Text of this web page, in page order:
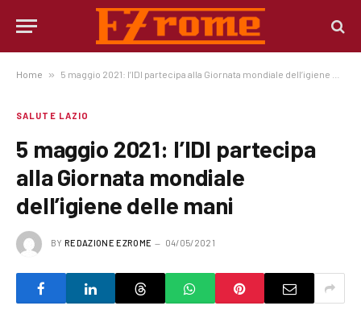
Home » 5 maggio 2021: l’IDI partecipa alla Giornata mondiale dell’igiene delle mani
SALUTE LAZIO
5 maggio 2021: l’IDI partecipa
alla Giornata mondiale
dell’igiene delle mani
BY REDAZIONE EZROME 04/05/2021